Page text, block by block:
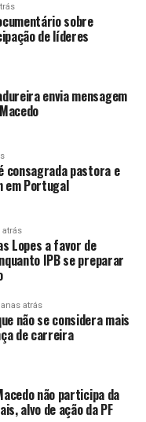
sobre
de líderes
envia mensagem
consagrada pastora e
em Portugal
atrás
Lopes a favor de
IPB se preparar
atrás
não se considera mais
de carreira
não participa da
alvo de ação da PF